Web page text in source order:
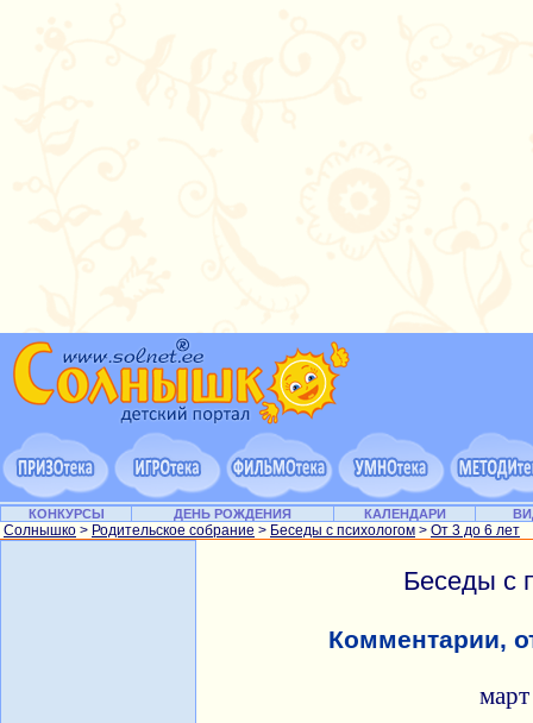
КОНКУРСЫ ДЕНЬ РОЖДЕНИЯ КАЛЕНДАРИ
Солнышко > Родительское собрание > Беседы с психологом > От 3 до 6 лет
Беседы с
Комментарии,